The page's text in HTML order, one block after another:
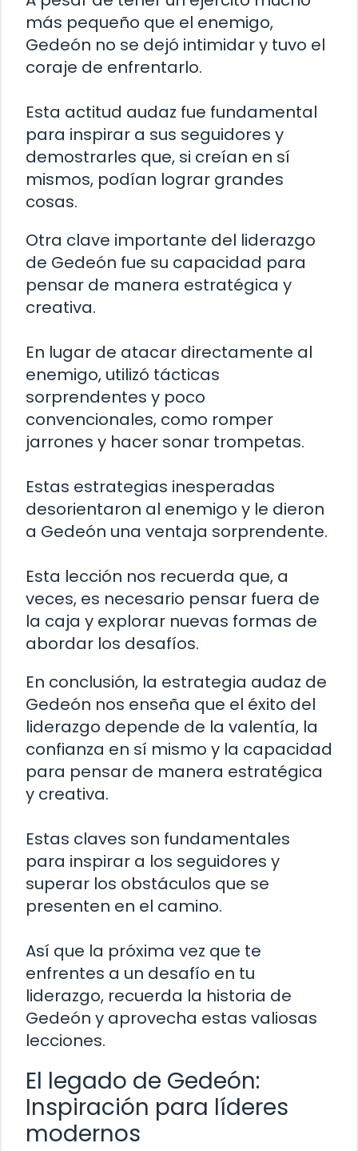
más pequeño que el enemigo,
Gedeón no se dejó intimidar y tuvo el
coraje de enfrentarlo.
Esta actitud audaz fue fundamental
para inspirar a sus seguidores y
demostrarles que, si creían en sí
mismos, podían lograr grandes
cosas.
Otra clave importante del liderazgo
de Gedeón fue su capacidad para
pensar de manera estratégica y
creativa.
En lugar de atacar directamente al
enemigo, utilizó tácticas
sorprendentes y poco
convencionales, como romper
jarrones y hacer sonar trompetas.
Estas estrategias inesperadas
desorientaron al enemigo y le dieron
a Gedeón una ventaja sorprendente.
Esta lección nos recuerda que, a
veces, es necesario pensar fuera de
la caja y explorar nuevas formas de
abordar los desafíos.
En conclusión, la estrategia audaz de
Gedeón nos enseña que el éxito del
liderazgo depende de la valentía, la
confianza en sí mismo y la capacidad
para pensar de manera estratégica
y creativa.
Estas claves son fundamentales
para inspirar a los seguidores y
superar los obstáculos que se
presenten en el camino.
Así que la próxima vez que te
enfrentes a un desafío en tu
liderazgo, recuerda la historia de
Gedeón y aprovecha estas valiosas
lecciones.
El legado de Gedeón:
Inspiración para líderes
modernos